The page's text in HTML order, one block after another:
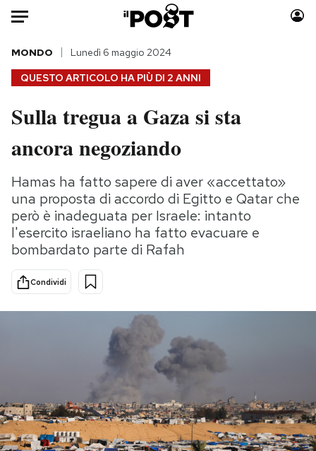
Auto
HOME
Italia
Politica
Tecnologia
Internet
Scienza
Cultura
Sport
Moda
Consumismi
Storie/Idee
Ok Boomer!
Media
Europa
NEWSLETTER
I MIEI PREFERITI
QUESTO ARTICOLO HA PIÙ DI 2 ANNI
MONDO Lunedì 6 maggio 2024
Sulla tregua a Gaza si sta
ancora negoziando
Hamas ha fatto sapere di aver «accettato»
una proposta di accordo di Egitto e Qatar che
però è inadeguata per Israele: intanto
l'esercito israeliano ha fatto evacuare e
bombardato parte di Rafah
Condividi